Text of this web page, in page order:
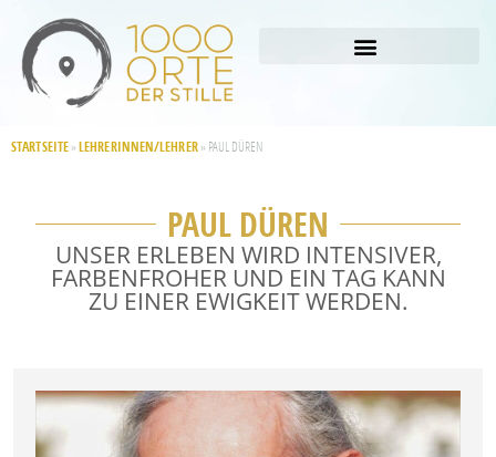
STARTSEITE » LEHRERINNEN/LEHRER» PAUL DÜREN
PAUL DÜREN
UNSER ERLEBEN WIRD INTENSIVER,
FARBENFROHER UND EIN TAG KANN
ZU EINER EWIGKEIT WERDEN.